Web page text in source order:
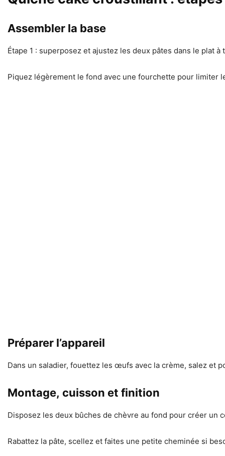
Assembler la base
Étape 1 : superposez et ajustez les deux pâtes dans le plat
Piquez légèrement le fond avec une fourchette pour limiter
Préparer l’appareil
Dans un saladier, fouettez les œufs avec la crème, salez et
Montage, cuisson et finition
Disposez les deux bûches de chèvre au fond pour créer un
Rabattez la pâte, scellez et faites une petite cheminée si